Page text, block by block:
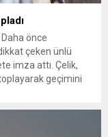
Daha önce
çeken ünlü
imza attı. Çelik,
geçimini